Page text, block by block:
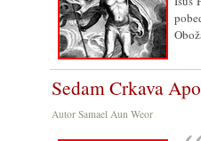
Sedam Crkava
Autor Samael Aun Weor